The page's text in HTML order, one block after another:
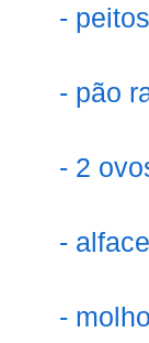
-
- pão
- 2
- alface
-